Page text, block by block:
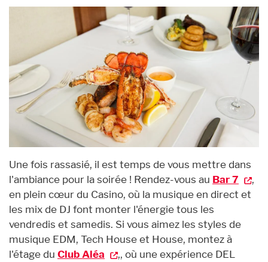
Une fois rassasié, il est temps de vous mettre dans
l'ambiance pour la soirée ! Rendez-vous au Bar 7
,
en plein cœur du Casino, où la musique en direct et
les mix de DJ font monter l'énergie tous les
vendredis et samedis. Si vous aimez les styles de
musique EDM, Tech House et House, montez à
l'étage du Club Aléa
,, où une expérience DEL